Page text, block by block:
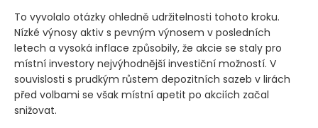
To vyvolalo otázky ohledně udržitelnosti tohoto kroku.
Nízké výnosy aktiv s pevným výnosem v posledních
letech a vysoká inflace způsobily, že akcie se staly pro
místní investory nejvýhodnější investiční možností. V
souvislosti s prudkým růstem depozitních sazeb v lirách
před volbami se však místní apetit po akciích začal
snižovat.